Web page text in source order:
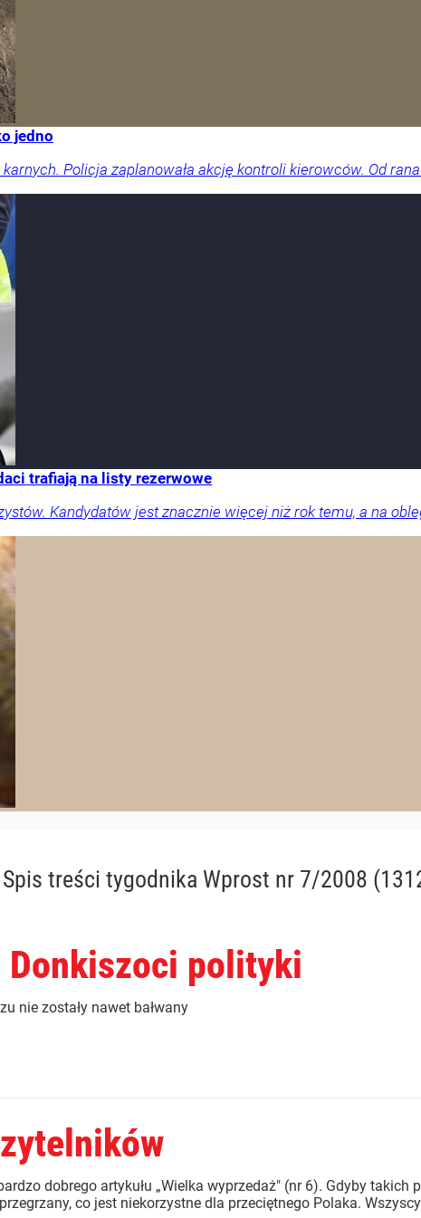
jedno
Policja zaplanowała akcję kontroli kierowców. Od
trafiają na listy rezerwowe
Kandydatów jest znacznie więcej niż rok temu, a na
Spis treści tygodnika Wprost nr 7/2008
Donkiszoci polityki
nie zostały nawet bałwany
dobrego artykułu „Wielka wyprzedaż" (nr 6). Gdyby takich
co jest niekorzystne dla przeciętnego Polaka.